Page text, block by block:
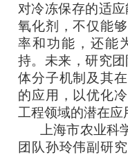
对冷冻保存的适
氧化剂，不仅能
率和功能，还能
持。未来，研究
体分子机制及其
的应用，以优化
工程领域的潜在应
上海市农业
团队孙玲伟副研